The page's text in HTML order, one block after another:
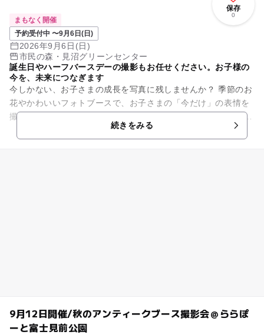
保存
0
まもなく開催
予約受付中 〜9月6日(日)
2026年9月6日(日)
市民の森・見沼グリーンセンター
誕生日やハーフバースデーの撮影もお任せください。お子様の
今を、未来につなぎます
今しかない、お子さまの成長を写真に残しませんか？ 季節のお
花やかわいいフォトブースで、お子さまの「今だけ」の表情を
撮影します。 今回はの秋のアンティークフォトブースで開催い
続きをみる
9月12日開催/秋のアンティークブース撮影会＠ららぽ
ーと富士見前公園